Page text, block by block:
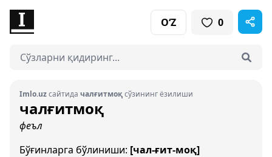
O‘Z 0
Imlo.uzсайтида чалғитмоқсўзининг ёзилиши
чалғитмоқ
феъл
Бўғинларга бўлиниши: [чал-ғит-моқ]